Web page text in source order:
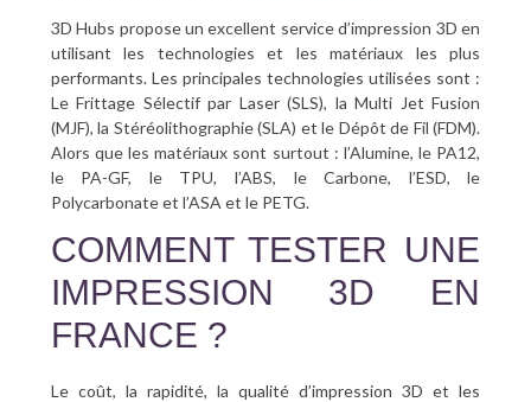
3D Hubs propose un excellent service d’impression 3D en
utilisant les technologies et les matériaux les plus
performants. Les principales technologies utilisées sont :
Le Frittage Sélectif par Laser (SLS), la Multi Jet Fusion
(MJF), la Stéréolithographie (SLA) et le Dépôt de Fil (FDM).
Alors que les matériaux sont surtout : l’Alumine, le PA12,
le PA-GF, le TPU, l’ABS, le Carbone, l’ESD, le
Polycarbonate et l’ASA et le PETG.
COMMENT TESTER UNE
IMPRESSION 3D EN
FRANCE ?
Le coût, la rapidité, la qualité d’impression 3D et les